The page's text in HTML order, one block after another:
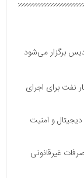
نفت برای اجرای
و امنیت
غیرقانونی